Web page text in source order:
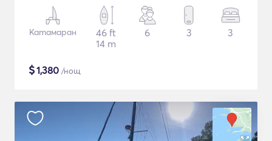
Катамаран
46 ft
14 m
6 3 3
$1,380 /нощ